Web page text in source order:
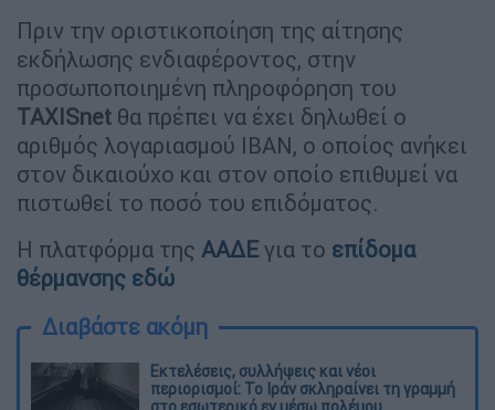
Πριν την οριστικοποίηση της αίτησης
εκδήλωσης ενδιαφέροντος, στην
προσωποποιημένη πληροφόρηση του
TAXISnet θα πρέπει να έχει δηλωθεί ο
αριθμός λογαριασμού ΙΒΑΝ, ο οποίος ανήκει
στον δικαιούχο και στον οποίο επιθυμεί να
πιστωθεί το ποσό του επιδόματος.
Η πλατφόρμα της ΑΑΔΕγια το επίδομα
θέρμανσης εδώ
Διαβάστε ακόμη
Εκτελέσεις, συλλήψεις και νέοι
περιορισμοί: Το Ιράν σκληραίνει τη γραμμή